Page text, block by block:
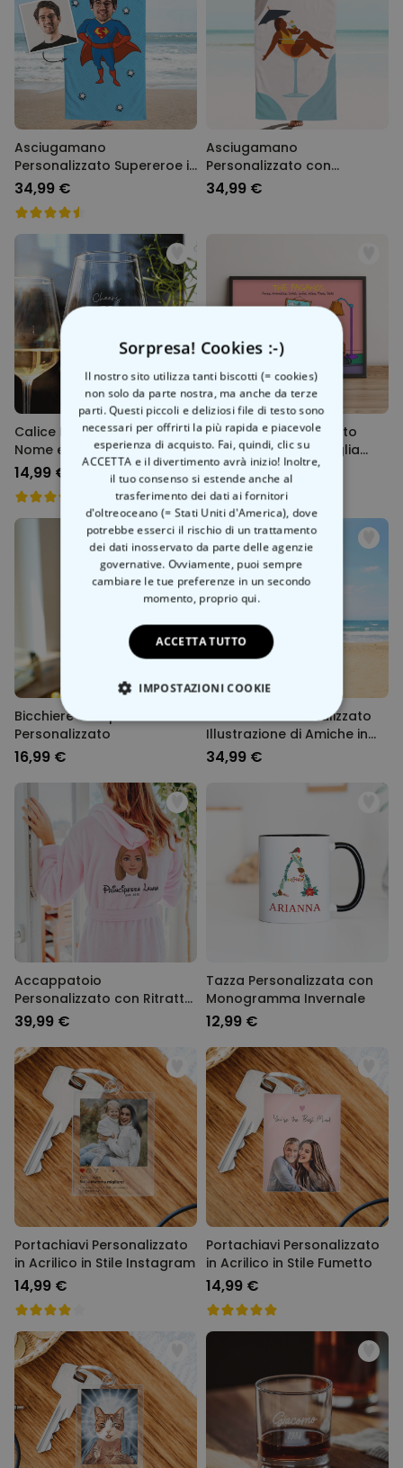
Asciugamano
Personalizzato Supereroe in
Stile Fumetto con Faccia
34,99 €
Asciugamano
Personalizzato con
Illustrazione Bicchiere da
34,99 €
Calice Personalizzato con
Nome e Simbolo
14,99 €
Quadro Personalizzato
Illustrazione di Famiglia
Cartoni Animati
29,99 €
Bicchiere Campari
Personalizzato
16,99 €
Telo Mare Personalizzato
Illustrazione di Amiche in
Spiaggia
34,99 €
Accappatoio
Personalizzato con Ritratto
Fotografico in Stile Fumetto
39,99 €
Tazza Personalizzata con
Monogramma Invernale
12,99 €
Portachiavi Personalizzato
in Acrilico in Stile Instagram
14,99 €
Portachiavi Personalizzato
in Acrilico in Stile Fumetto
14,99 €
Sorpresa! Cookies :-)
Il nostro sito utilizza tanti biscotti (= cookies)
non solo da parte nostra, ma anche da terze
parti. Questi piccoli e deliziosi file di testo sono
necessari per offrirti la più rapida e piacevole
esperienza di acquisto. Fai, quindi, clic su
ACCETTA e il divertimento avrà inizio! Inoltre,
il tuo consenso si estende anche al
trasferimento dei dati ai fornitori
d'oltreoceano (= Stati Uniti d'America), dove
potrebbe esserci il rischio di un trattamento
dei dati inosservato da parte delle agenzie
governative. Ovviamente, puoi sempre
cambiare le tue preferenze in un secondo
momento, proprio qui.
ACCETTA TUTTO
IMPOSTAZIONI COOKIE
STRETTAMENTE NECESSARIO
MARKETING
NON CLASSIFICATO